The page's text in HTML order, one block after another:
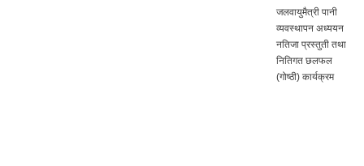
जलवायुमैत्री पानी
व्यवस्थापन अध्ययन
नतिजा प्रस्तुती तथा
नितिगत छलफल
(गोष्ठी) कार्यक्रम